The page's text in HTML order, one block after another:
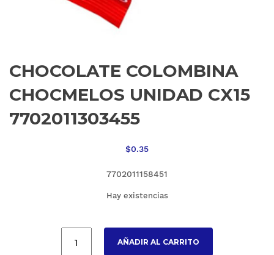
CHOCOLATE COLOMBINA
CHOCMELOS UNIDAD CX15
7702011303455
$0.35
7702011158451
Hay existencias
AÑADIR AL CARRITO